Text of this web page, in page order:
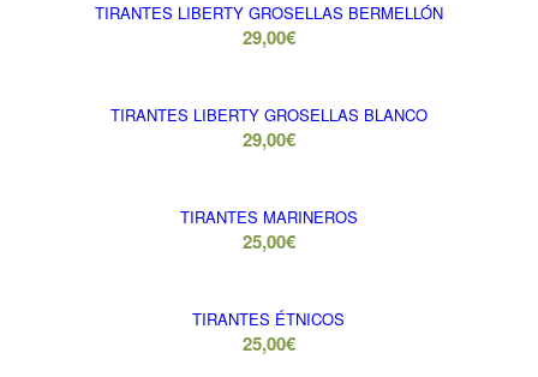
TIRANTES LIBERTY GROSELLAS BERMELLÓN
29,00€
TIRANTES LIBERTY GROSELLAS BLANCO
29,00€
TIRANTES MARINEROS
25,00€
TIRANTES ÉTNICOS
25,00€